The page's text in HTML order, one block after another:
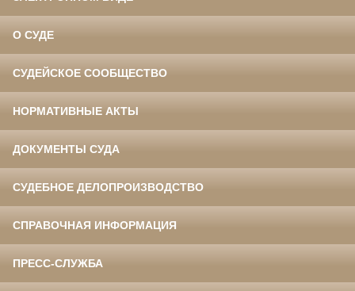
О СУДЕ
СУДЕЙСКОЕ СООБЩЕСТВО
НОРМАТИВНЫЕ АКТЫ
ДОКУМЕНТЫ СУДА
СУДЕБНОЕ ДЕЛОПРОИЗВОДСТВО
СПРАВОЧНАЯ ИНФОРМАЦИЯ
ПРЕСС-СЛУЖБА